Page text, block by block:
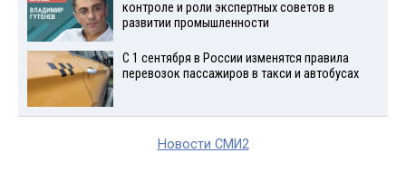
контроле и роли экспертных советов в
развитии промышленности
С 1 сентября в России изменятся правила
перевозок пассажиров в такси и автобусах
Новости СМИ2